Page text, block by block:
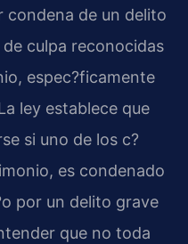
condena de un delito
culpa reconocidas
espec?ficamente
ley establece que
si uno de los c?
es condenado
por un delito grave
que no toda